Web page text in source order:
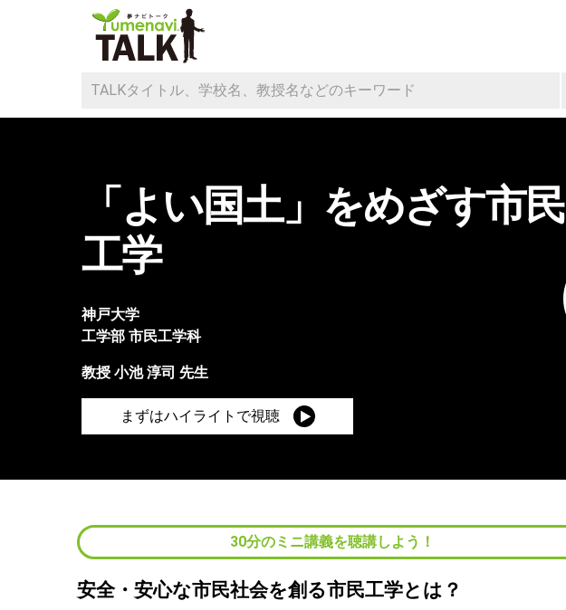
「よい国土」をめざす市民
工学
神戸大学
工学部 市民工学科
教授 小池 淳司 先生
まずはハイライトで視聴
30分のミニ講義を聴講しよう！
安全・安心な市民社会を創る市民工学とは？